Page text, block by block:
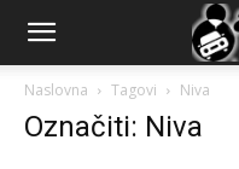
AutopressHR
Naslovna Tagovi Niva
Označiti: Niva